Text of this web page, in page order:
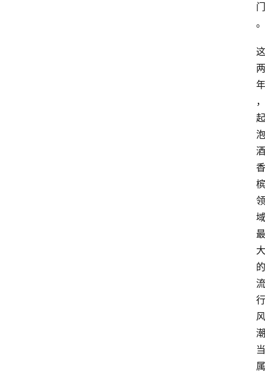
门
。
这
两
年
，
起
泡
酒
香
槟
领
域
最
大
的
流
行
风
潮
当
属